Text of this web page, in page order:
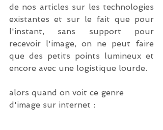
de nos articles sur les technologies
existantes et sur le fait que pour
l'instant, sans support pour
recevoir l'image, on ne peut faire
que des petits points lumineux et
encore avec une logistique lourde.
alors quand on voit ce genre
d'image sur internet :